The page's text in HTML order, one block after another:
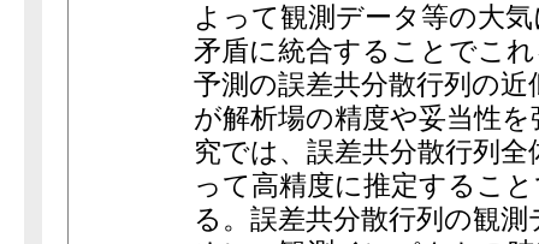
よって観測データ等の大
矛盾に統合することでこ
予測の誤差共分散行列の
が解析場の精度や妥当性
究では、誤差共分散行列
って高精度に推定するこ
る。誤差共分散行列の観